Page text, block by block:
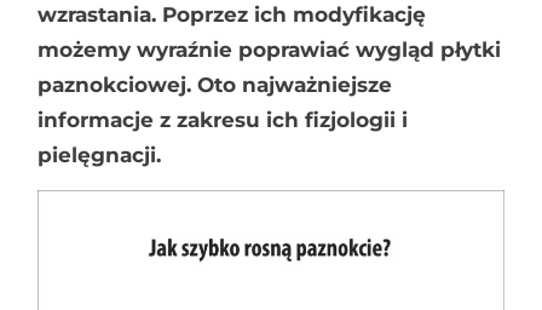
wzrastania. Poprzez ich modyfikację
możemy wyraźnie poprawiać wygląd płytki
paznokciowej. Oto najważniejsze
informacje z zakresu ich fizjologii i
pielęgnacji.